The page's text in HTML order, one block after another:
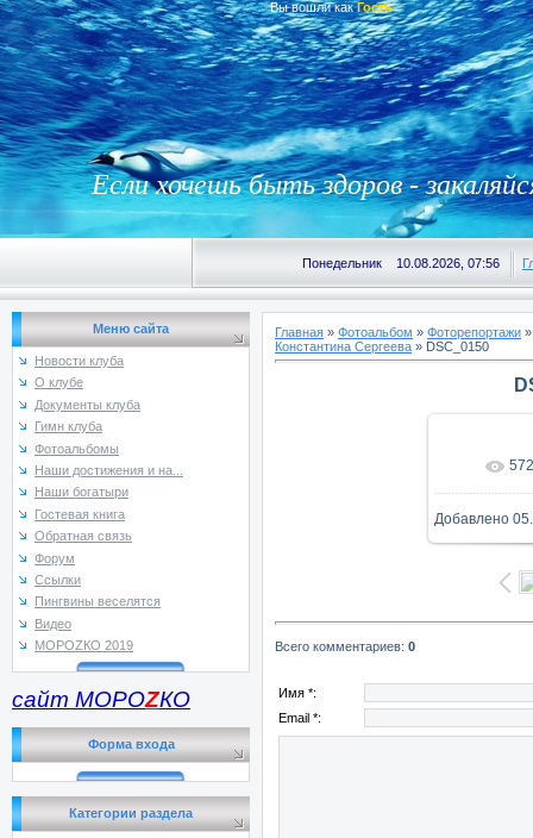
Вы вошли как Гость
Если хочешь быть здоров -
Понедельник 10.08.2026, 07:56
Меню сайта
Новости клуба
О клубе
Документы клуба
Гимн клуба
Фотоальбомы
Наши достижения и на...
Наши богатыри
Гостевая книга
Обратная связь
Форум
Ссылки
Пингвины веселятся
Видео
МОРОZКО 2019
сайт МОРОZКО
Форма входа
Категории раздела
Главная » Фотоальбом » Фоторепортажи
Константина Сергеева » DSC_0150
В 572
Добавлено
Всего комментариев: 0
Имя *:
Email *: